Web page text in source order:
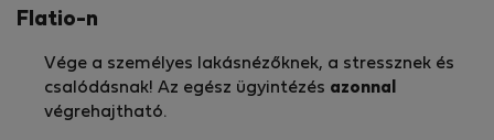
Flatio-n
Vége a személyes lakásnézőknek, a stressznek és
csalódásnak! Az egész ügyintézés azonnal
végrehajtható.